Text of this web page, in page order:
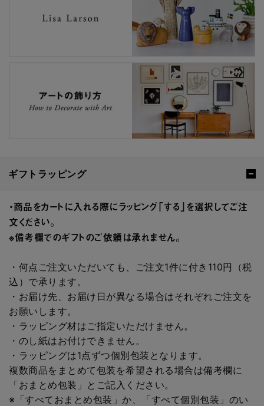
ギフトラッピング
・商品をカートに入れる際にラッピング「する」を選択してご注
文ください。
※備考欄でのギフトのご依頼は承れません。
・何点ご注文いただいても、ご注文1件に付き110円（税
込）で承ります。
・お届け先、お届け日が異なる場合はそれぞれご注文を
お願いします。
・ラッピング材はご指定いただけません。
・のし紙はお付けできません。
・ラッピングは1点ずつ個別包装となります。
複数商品をまとめて包装を希望される場合は備考欄に
「おまとめ包装」とご記入ください。
※「すべておまとめ包装」か、「すべて個別包装」のい